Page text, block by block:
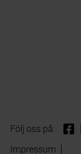
Följ oss på:
Impressum